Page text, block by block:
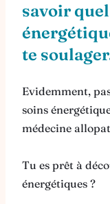
savoir
te
Evidemment,
soins
médecine
Tu es prêt à
énergétiques ?